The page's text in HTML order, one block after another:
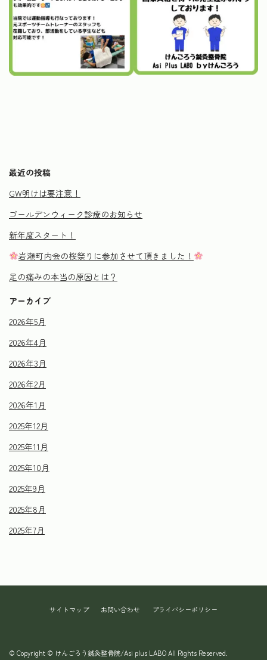
最近の投稿
GW明けは要注意！
ゴールデンウィーク診療のお知らせ
新年度スタート！
岩瀬町内会の桜祭りに参加させて頂きました！
足の痛みの本当の原因とは？
アーカイブ
2026年5月
2026年4月
2026年3月
2026年2月
2026年1月
2025年12月
2025年11月
2025年10月
2025年9月
2025年8月
2025年7月
サイトマップ お問い合わせ プライバシーポリシー
© Copyright © けんごろう鍼灸整骨院/Asi plus LABO All Rights Reserved.